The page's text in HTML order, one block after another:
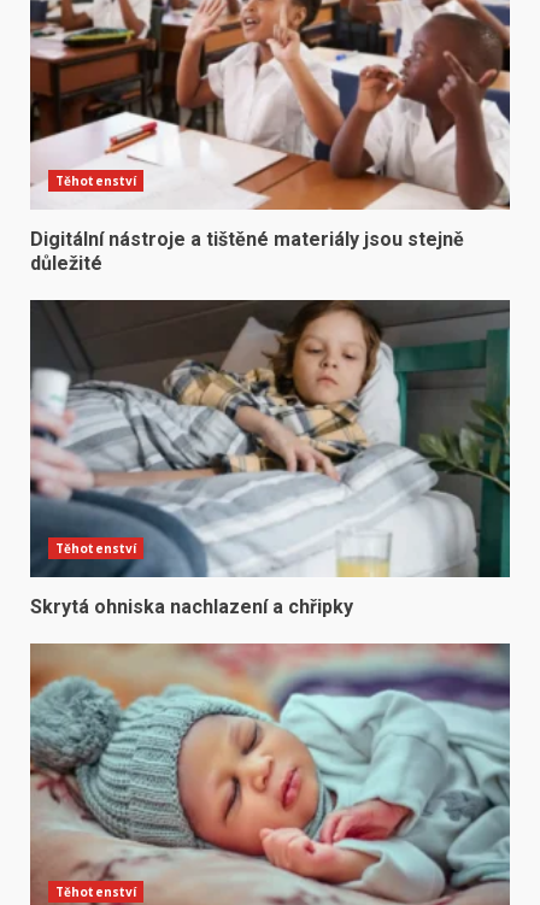
Těhotenství
Digitální nástroje a tištěné materiály jsou stejně
důležité
Těhotenství
Skrytá ohniska nachlazení a chřipky
Těhotenství